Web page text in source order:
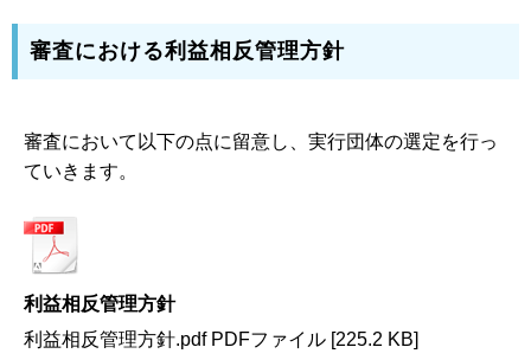
審査における利益相反管理方針
審査において以下の点に留意し、実行団体の選定を行っ
ていきます。
利益相反管理方針
利益相反管理方針.pdf PDFファイル [225.2 KB]